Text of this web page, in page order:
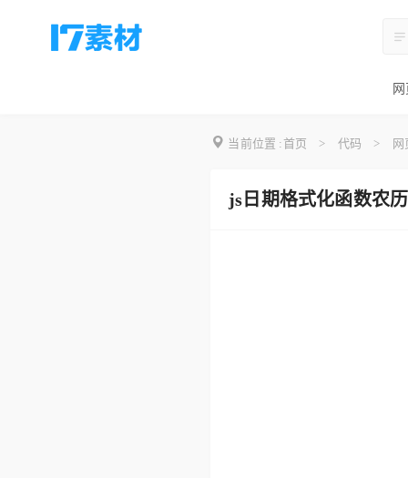
当前位置 :首页 > 代码 > 网
js日期格式化函数农